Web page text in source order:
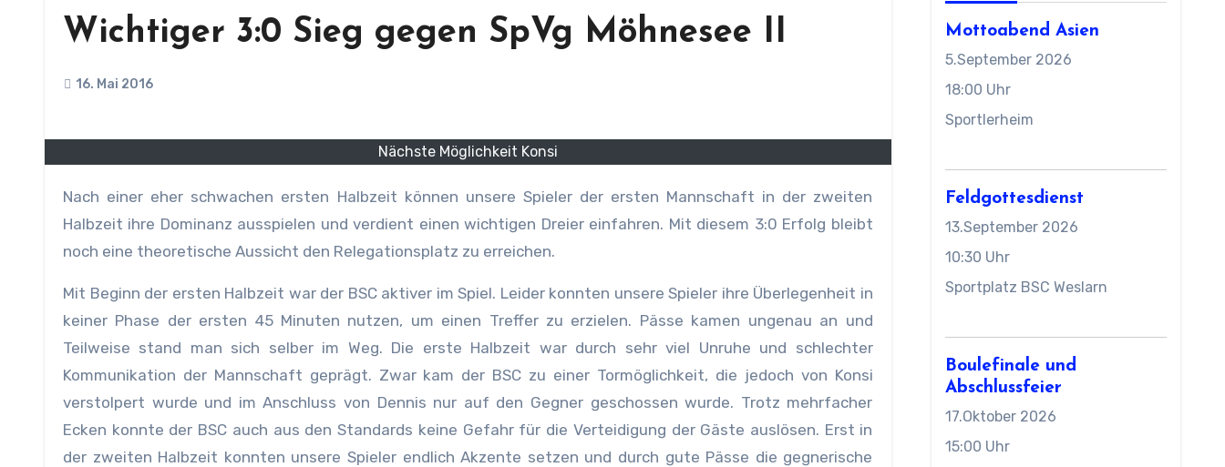
Wichtiger 3:0 Sieg gegen SpVg Möhnesee II
16. Mai 2016
Nächste Möglichkeit Konsi
Nach einer eher schwachen ersten Halbzeit können unsere Spieler der ersten Mannschaft in der zweiten
Halbzeit ihre Dominanz ausspielen und verdient einen wichtigen Dreier einfahren. Mit diesem 3:0 Erfolg bleibt
noch eine theoretische Aussicht den Relegationsplatz zu erreichen.
Mit Beginn der ersten Halbzeit war der BSC aktiver im Spiel. Leider konnten unsere Spieler ihre Überlegenheit in
keiner Phase der ersten 45 Minuten nutzen, um einen Treffer zu erzielen. Pässe kamen ungenau an und
Teilweise stand man sich selber im Weg. Die erste Halbzeit war durch sehr viel Unruhe und schlechter
Kommunikation der Mannschaft geprägt. Zwar kam der BSC zu einer Tormöglichkeit, die jedoch von Konsi
verstolpert wurde und im Anschluss von Dennis nur auf den Gegner geschossen wurde. Trotz mehrfacher
Ecken konnte der BSC auch aus den Standards keine Gefahr für die Verteidigung der Gäste auslösen. Erst in
der zweiten Halbzeit konnten unsere Spieler endlich Akzente setzen und durch gute Pässe die gegnerische
Mottoabend Asien
5.September 2026
18:00 Uhr
Sportlerheim
Feldgottesdienst
13.September 2026
10:30 Uhr
Sportplatz BSC Weslarn
Boulefinale und
Abschlussfeier
17.Oktober 2026
15:00 Uhr